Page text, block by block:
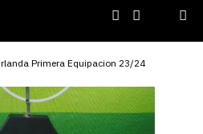
Primera Equipacion 23/24